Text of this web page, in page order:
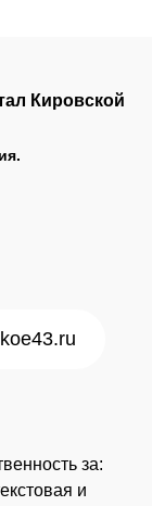
Кировской
за:
и